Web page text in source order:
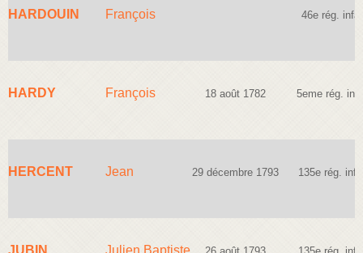
HARDOUIN François 46e rég.
HARDY François 18 août 1782 5eme rég.
HERCENT Jean 29 décembre 1793 135e rég.
JUBIN Julien Baptiste